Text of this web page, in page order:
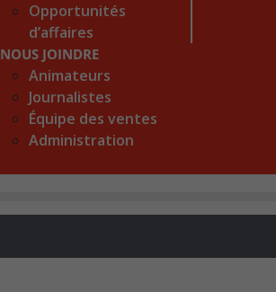
Opportunités
d’affaires
NOUS JOINDRE
Animateurs
Journalistes
Équipe des ventes
Administration